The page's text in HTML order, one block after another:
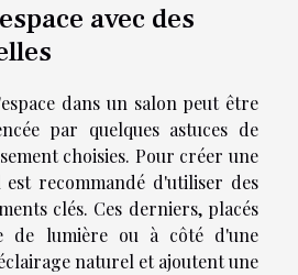
avec des
dans un salon peut être
par quelques astuces de
choisies. Pour créer une
recommandé d'utiliser des
clés. Ces derniers, placés
de lumière ou à côté d'une
naturel et ajoutent une